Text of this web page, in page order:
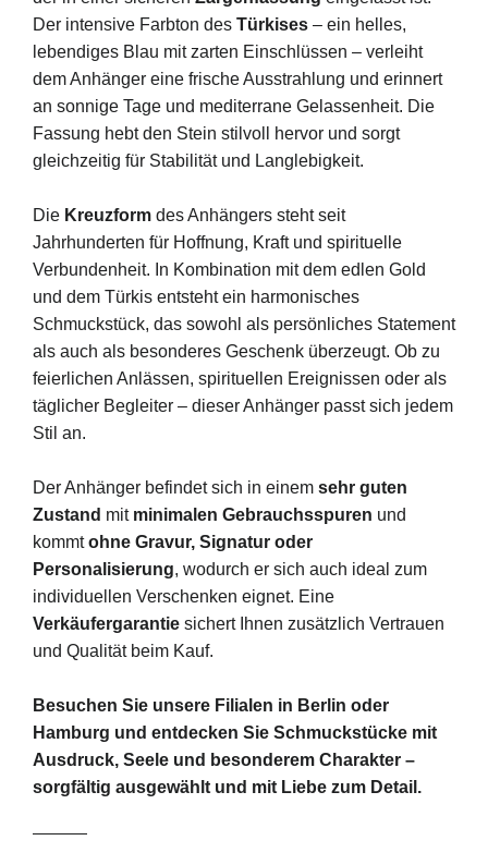
Der intensive Farbton des Türkises – ein helles,
lebendiges Blau mitzarten Einschlüssen – verleiht
demAnhänger eine frischeAusstrahlung und erinnert
an sonnige Tage und mediterrane Gelassenheit. Die
Fassung hebtden Stein stilvoll hervor und sorgt
gleichzeitig für Stabilität und Langlebigkeit.
Die Kreuzform desAnhängers stehtseit
Jahrhunderten für Hoffnung, Kraft und spirituelle
Verbundenheit. In Kombination mitdem edlen Gold
und dem Türkis entstehtein harmonisches
Schmuckstück, das sowohl als persönliches Statement
als auch als besonderes Geschenk überzeugt. Ob zu
feierlichen Anlässen, spirituellen Ereignissen oder als
täglicher Begleiter – dieserAnhänger passtsich jedem
Stil an.
DerAnhänger befindetsich in einem sehr guten
Zustand mit minimalen Gebrauchsspuren und
kommtohne Gravur, Signatur oder
Personalisierung, wodurch er sich auch ideal zum
individuellen Verschenken eignet. Eine
Verkäufergarantie sichert Ihnen zusätzlich Vertrauen
und Qualität beim Kauf.
Besuchen Sie unsere Filialen in Berlin oder
Hamburg und entdecken Sie Schmuckstücke mit
Ausdruck, Seele und besonderem Charakter –
sorgfältig ausgewählt und mit Liebe zum Detail.